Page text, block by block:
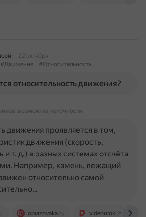
22 октября
#Движение #Относительность
относительность движения?
возможны неточности
obrazovaka.ru videouroki.net
движения проявляется в том,
движения (скорость,
и т. д.) в разных системах отсчёта
Например, камень, лежащий
относительно самой